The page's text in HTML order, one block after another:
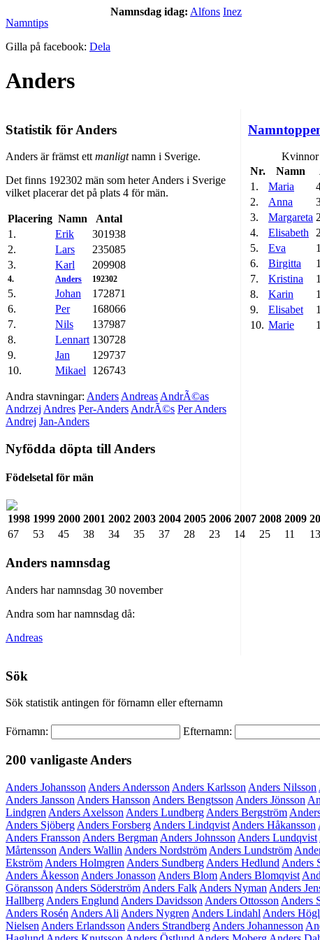
Namntips
Gilla på facebook: Dela
Namnsdag idag: Alfons Inez
Anders
Statistik för Anders
Anders är främst ett manligtnamn i Sverige.
Det finns 192302 män som heter Anders i Sverige
vilket placerar det på plats 4 för män.
Placering Namn
Antal
1.
Erik
301938
2.
Lars
235085
3.
Karl 209908
4. Anders 192302
5. Johan
172871
6.
Per
168066
7.
Nils
137987
8.
Lennart 130728
9.
Jan
129737
10.
Mikael 126743
Andra stavningar: Anders Andreas AndrÃ©as
Andrzej Andres Per-Anders AndrÃ©s Per Anders
Andrej Jan-Anders
Nyfödda döpta till Anders
Födelsetal för män
1998 1999 2000 2001 2002 2003 2004 2005 2006 2007 2008 2009
67
53 45 38 34 35 37 28 23 14 25 11 13
Anders namnsdag
Anders har namnsdag 30 november
Andra som har namnsdag då:
Andreas
Kvinnor
Nr.
Namn
1.
Maria
2.
Anna
3.
Margareta
4.
Elisabeth
5.
Eva
6.
Birgitta
7.
Kristina
8.
Karin
9.
Elisabet
10. Marie
Sök
Sök statistik antingen för förnamn eller efternamn
Förnamn: Efternamn:
200 vanligaste Anders
Anders Johansson Anders Andersson Anders Karlsson Anders Nilsson
Anders Jansson Anders Hansson Anders Bengtsson Anders Jönsson
Lindgren Anders Axelsson Anders Lundberg Anders Bergström
Anders Sjöberg Anders Forsberg Anders Lindqvist Anders Håkansson
Anders Fransson Anders Bergman Anders Johnsson Anders Lundqvist
Mårtensson Anders Wallin Anders Nordström Anders Lundström
Ekström Anders Holmgren Anders Sundberg Anders Hedlund Anders
Anders Åkesson Anders Jonasson Anders Blom Anders Blomqvist
Göransson Anders Söderström Anders Falk Anders Nyman Anders
Hallberg Anders Englund Anders Davidsson Anders Ottosson Anders
Anders Rosén Anders Ali Anders Nygren Anders Lindahl Anders
Nielsen Anders Erlandsson Anders Strandberg Anders Johannesson